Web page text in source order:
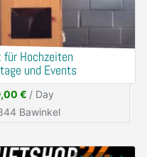
für Hochzeiten
und Events
€ / Day
Bawinkel